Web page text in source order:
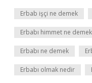
Erbab işçi ne demek
Erbabı himmet ne demek
Erbabı ne demek
Erbabı olmak nedir